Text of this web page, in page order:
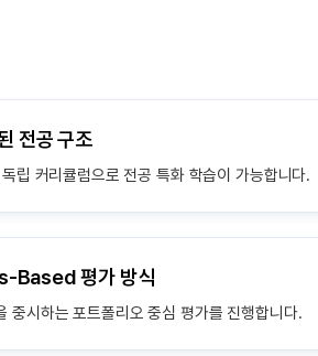
전공 구조
립 커리큘럼으로 전공 특화 학습이 가능합니다.
Based 평가 방식
중시하는 포트폴리오 중심 평가를 진행합니다.